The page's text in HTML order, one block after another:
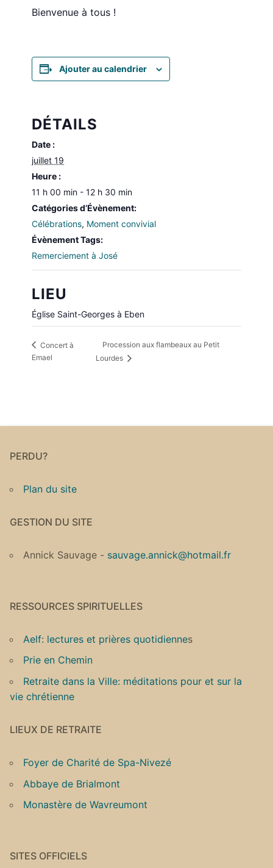
Bienvenue à tous !
Ajouter au calendrier
DÉTAILS
Date :
juillet 19
Heure :
11 h 00 min - 12 h 30 min
Catégories d’Évènement:
Célébrations, Moment convivial
Évènement Tags:
Remerciement à José
LIEU
Église Saint-Georges à Eben
Concert à
Emael
Procession aux flambeaux au Petit
Lourdes
PERDU?
Plan du site
GESTION DU SITE
Annick Sauvage - sauvage.annick@hotmail.fr
RESSOURCES SPIRITUELLES
Aelf: lectures et prières quotidiennes
Prie en Chemin
Retraite dans la Ville: méditations pour et sur la
vie chrétienne
LIEUX DE RETRAITE
Foyer de Charité de Spa-Nivezé
Abbaye de Brialmont
Monastère de Wavreumont
SITES OFFICIELS